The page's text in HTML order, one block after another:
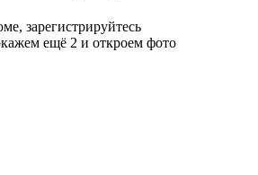
зарегистрируйтесь
ещё 2 и откроем фото